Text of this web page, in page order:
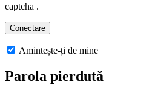
captcha .
Amintește-ți de mine
Parola pierdută